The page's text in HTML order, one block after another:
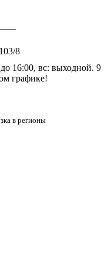
8
16:00, вс: выходной. 9
графике!
в регионы